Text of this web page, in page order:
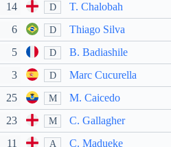
14 D T. Chalobah
6 D Thiago Silva
5 D B. Badiashile
3 D Marc Cucurella
25 M M. Caicedo
23 M C. Gallagher
11 A C. Madueke